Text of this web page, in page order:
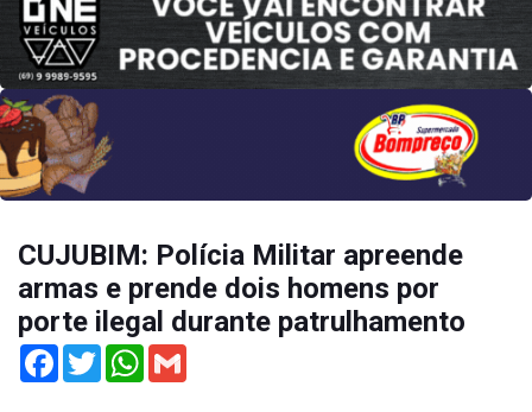
CUJUBIM: Polícia Militar apreende
armas e prende dois homens por
porte ilegal durante patrulhamento
Facebook
TwitterWhatsApp